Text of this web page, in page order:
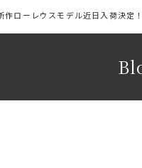
ローレウスモデル近日入荷決定！